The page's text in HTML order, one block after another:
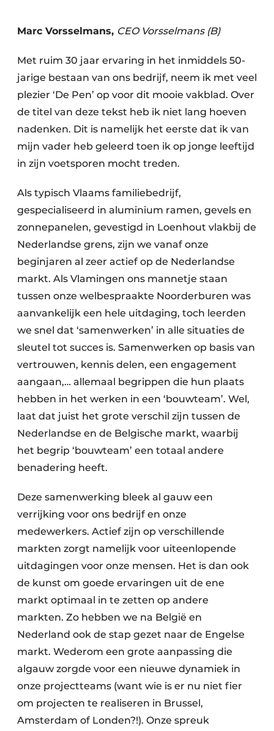
Privacy / Cookie statement
Vacatures
Video’s
Marc Vorsselmans, CEO Vorsselmans (B)
Met ruim 30 jaar ervaring in het inmiddels 50-
jarige bestaan van ons bedrijf, neem ik met veel
plezier ‘De Pen’ op voor dit mooie vakblad. Over
de titel van deze tekst heb ik niet lang hoeven
nadenken. Dit is namelijk het eerste dat ik van
mijn vader heb geleerd toen ik op jonge leeftijd
in zijn voetsporen mocht treden.
Als typisch Vlaams familiebedrijf,
gespecialiseerd in aluminium ramen, gevels en
zonnepanelen, gevestigd in Loenhout vlakbij de
Nederlandse grens, zijn we vanaf onze
beginjaren al zeer actief op de Nederlandse
markt. Als Vlamingen ons mannetje staan
tussen onze welbespraakte Noorderburen was
aanvankelijk een hele uitdaging, toch leerden
we snel dat ‘samenwerken’ in alle situaties de
sleutel tot succes is. Samenwerken op basis van
vertrouwen, kennis delen, een engagement
aangaan,… allemaal begrippen die hun plaats
hebben in het werken in een ‘bouwteam’. Wel,
laat dat juist het grote verschil zijn tussen de
Nederlandse en de Belgische markt, waarbij
het begrip ‘bouwteam’ een totaal andere
benadering heeft.
Deze samenwerking bleek al gauw een
verrijking voor ons bedrijf en onze
medewerkers. Actief zijn op verschillende
markten zorgt namelijk voor uiteenlopende
uitdagingen voor onze mensen. Het is dan ook
de kunst om goede ervaringen uit de ene
markt optimaal in te zetten op andere
markten. Zo hebben we na België en
Nederland ook de stap gezet naar de Engelse
markt. Wederom een grote aanpassing die
algauw zorgde voor een nieuwe dynamiek in
onze projectteams (want wie is er nu niet fier
om projecten te realiseren in Brussel,
Amsterdam of Londen?!). Onze spreuk